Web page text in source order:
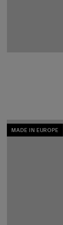
MADE IN EUROPE